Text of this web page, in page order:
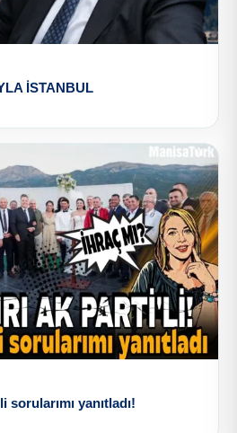
İSTANBUL
sorularımı yanıtladı!